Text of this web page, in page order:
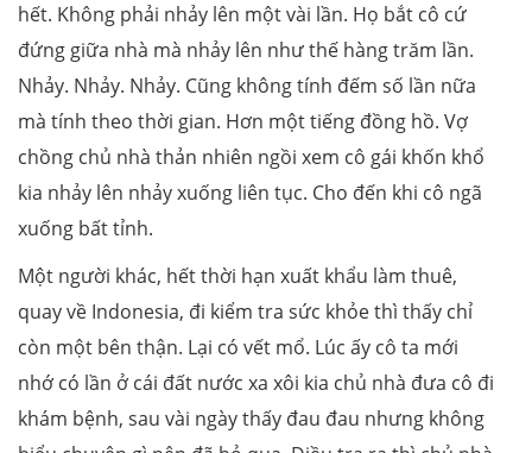
hết. Không phải nhảy lên một vài lần. Họ bắt cô cứ
đứng giữa nhà mà nhảy lên như thế hàng trăm lần.
Nhảy. Nhảy. Nhảy. Cũng không tính đếm số lần nữa
mà tính theo thời gian. Hơn một tiếng đồng hồ. Vợ
chồng chủ nhà thản nhiên ngồi xem cô gái khốn khổ
kia nhảy lên nhảy xuống liên tục. Cho đến khi cô ngã
xuống bất tỉnh.
Một người khác, hết thời hạn xuất khẩu làm thuê,
quay về Indonesia, đi kiểm tra sức khỏe thì thấy chỉ
còn một bên thận. Lại có vết mổ. Lúc ấy cô ta mới
nhớ có lần ở cái đất nước xa xôi kia chủ nhà đưa cô đi
khám bệnh, sau vài ngày thấy đau đau nhưng không